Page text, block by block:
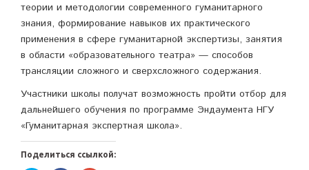
теории и методологии современного гуманитарного
знания, формирование навыков их практического
применения в сфере гуманитарной экспертизы, занятия
в области «образовательного театра» — способов
трансляции сложного и сверхсложного содержания.
Участники школы получат возможность пройти отбор для
дальнейшего обучения по программе Эндаумента НГУ
«Гуманитарная экспертная школа».
Поделиться ссылкой: